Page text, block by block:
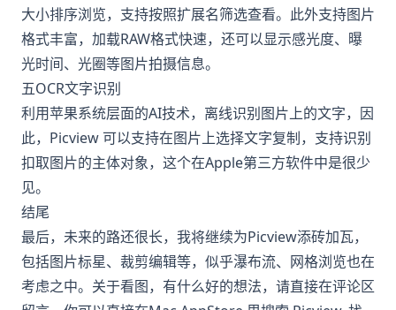
大小排序浏览，支持按照扩展名筛选查看。此外支持图片
格式丰富，加载RAW格式快速，还可以显示感光度、曝
光时间、光圈等图片拍摄信息。
五OCR文字识别
利用苹果系统层面的AI技术，离线识别图片上的文字，因
此，Picview 可以支持在图片上选择文字复制，支持识别
扣取图片的主体对象，这个在Apple第三方软件中是很少
见。
结尾
最后，未来的路还很长，我将继续为Picview添砖加瓦，
包括图片标星、裁剪编辑等，似乎瀑布流、网格浏览也在
考虑之中。关于看图，有什么好的想法，请直接在评论区